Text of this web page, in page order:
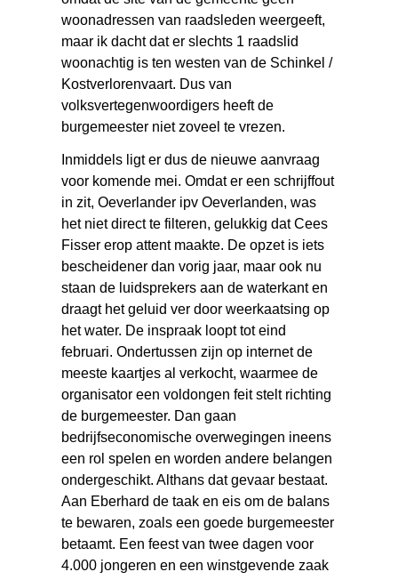
woonadressen van raadsleden weergeeft,
maar ik dacht dat er slechts 1 raadslid
woonachtig is ten westen van de Schinkel /
Kostverlorenvaart. Dus van
volksvertegenwoordigers heeft de
burgemeester niet zoveel te vrezen.
Inmiddels ligt er dus de nieuwe aanvraag
voor komende mei. Omdat er een schrijffout
in zit, Oeverlander ipv Oeverlanden, was
het niet direct te filteren, gelukkig dat Cees
Fisser erop attent maakte. De opzet is iets
bescheidener dan vorig jaar, maar ook nu
staan de luidsprekers aan de waterkant en
draagt het geluid ver door weerkaatsing op
het water. De inspraak loopt tot eind
februari. Ondertussen zijn op internet de
meeste kaartjes al verkocht, waarmee de
organisator een voldongen feit stelt richting
de burgemeester. Dan gaan
bedrijfseconomische overwegingen ineens
een rol spelen en worden andere belangen
ondergeschikt. Althans dat gevaar bestaat.
Aan Eberhard de taak en eis om de balans
te bewaren, zoals een goede burgemeester
betaamt. Een feest van twee dagen voor
4.000 jongeren en een winstgevende zaak